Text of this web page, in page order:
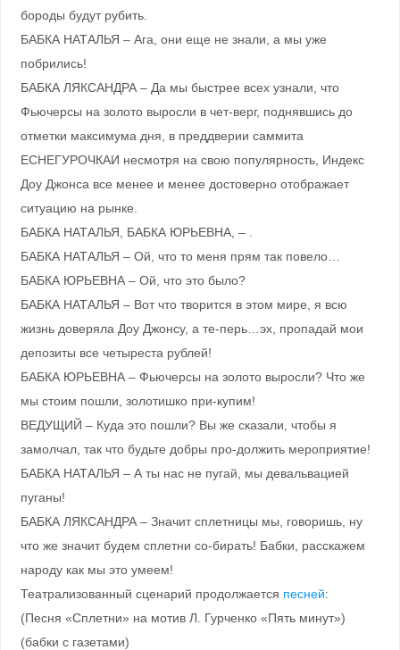
бороды будут рубить.
БАБКА НАТАЛЬЯ – Ага, они еще не знали, а мы уже
побрились!
БАБКА ЛЯКСАНДРА – Да мы быстрее всех узнали, что
Фьючерсы на золото выросли в чет-верг, поднявшись до
отметки максимума дня, в преддверии саммита
ЕСНЕГУРОЧКАИ несмотря на свою популярность, Индекс
Доу Джонса все менее и менее достоверно отображает
ситуацию на рынке.
БАБКА НАТАЛЬЯ, БАБКА ЮРЬЕВНА, – .
БАБКА НАТАЛЬЯ – Ой, что то меня прям так повело…
БАБКА ЮРЬЕВНА – Ой, что это было?
БАБКА НАТАЛЬЯ – Вот что творится в этом мире, я всю
жизнь доверяла Доу Джонсу, а те-перь…эх, пропадай мои
депозиты все четыреста рублей!
БАБКА ЮРЬЕВНА – Фьючерсы на золото выросли? Что же
мы стоим пошли, золотишко при-купим!
ВЕДУЩИЙ – Куда это пошли? Вы же сказали, чтобы я
замолчал, так что будьте добры про-должить мероприятие!
БАБКА НАТАЛЬЯ – А ты нас не пугай, мы девальвацией
пуганы!
БАБКА ЛЯКСАНДРА – Значит сплетницы мы, говоришь, ну
что же значит будем сплетни со-бирать! Бабки, расскажем
народу как мы это умеем!
Театрализованный сценарий продолжается песней:
(Песня «Сплетни» на мотив Л. Гурченко «Пять минут»)
(бабки с газетами)